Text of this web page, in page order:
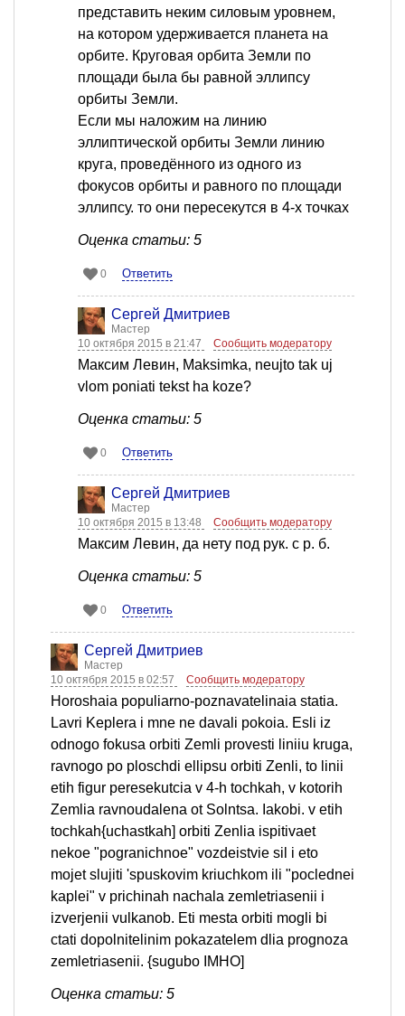
представить неким силовым уровнем,
на котором удерживается планета на
орбите. Круговая орбита Земли по
площади была бы равной эллипсу
орбиты Земли.
Если мы наложим на линию
эллиптической орбиты Земли линию
круга, проведённого из одного из
фокусов орбиты и равного по площади
эллипсу. то они пересекутся в 4-х точках
Оценка статьи: 5
0 Ответить
Сергей Дмитриев
Мастер
10 октября 2015 в 21:47
Сообщить модератору
Максим Левин, Maksimka, neujto tak uj
vlom poniati tekst ha koze?
Оценка статьи: 5
0 Ответить
Сергей Дмитриев
Мастер
10 октября 2015 в 13:48
Сообщить модератору
Максим Левин, да нету под рук. с р. б.
Оценка статьи: 5
0 Ответить
Сергей Дмитриев
Мастер
10 октября 2015 в 02:57
Сообщить модератору
Horoshaia populiarno-poznavatelinaia statia.
Lavri Keplera i mne ne davali pokoia. Esli iz
odnogo fokusa orbiti Zemli provesti liniiu kruga,
ravnogo po ploschdi ellipsu orbiti Zenli, to linii
etih figur peresekutcia v 4-h tochkah, v kotorih
Zemlia ravnoudalena ot Solntsa. Iakobi. v etih
tochkah{uchastkah] orbiti Zenlia ispitivaet
nekoe "pogranichnoe" vozdeistvie sil i eto
mojet slujiti 'spuskovim kriuchkom ili "poclednei
kaplei" v prichinah nachala zemletriasenii i
izverjenii vulkanob. Eti mesta orbiti mogli bi
ctati dopolnitelinim pokazatelem dlia prognoza
zemletriasenii. {sugubo IMHO]
Оценка статьи: 5